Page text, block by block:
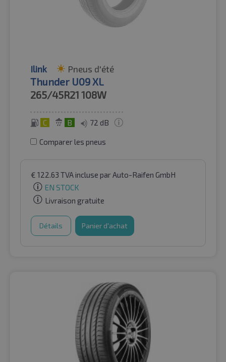
Ilink Pneus d'été
Thunder U09 XL
265/45R21 108W
C B 72 dB
Comparer les pneus
€ 122.63 TVA incluse par Auto-Raifen GmbH
EN STOCK
Livraison gratuite
Détails Panier d'achat